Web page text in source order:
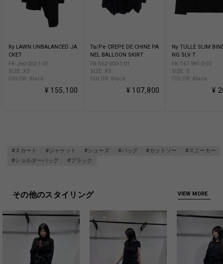
Ry LAWN UNBALANCED JA
CKET
FK-J60-202-1-01
SIZE: XS
COLOR: Black
¥ 155,100
Ta/Pe CREPE DE CHINE PA
NEL BALLOON SKIRT
FK-S62-500-1-01
SIZE: XS
COLOR: Black
¥ 107,800
Ny TULLE SLIM
NG SLV T
FK-T67-981-2-02
SIZE: S
COLOR: Black
¥
#スカート #ジャケット #シューズ #バッグ #カットソー
#スニーカー
#ショルダーバッグ
#ブラック
その他のスタイリング VIEW MORE